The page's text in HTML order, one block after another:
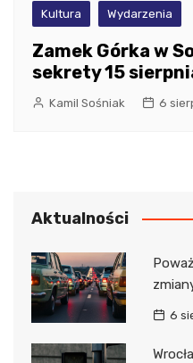
Kultura Wydarzenia
Zamek Górka w
sekrety 15
Kamil Sośniak 6
Aktualności
6